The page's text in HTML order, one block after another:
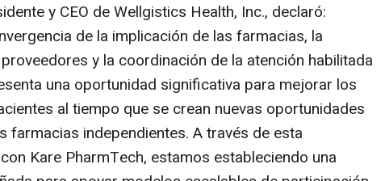
y CEO de Wellgistics Health, Inc., declaró:
de la implicación de las farmacias, la
y la coordinación de la atención habilitada
una oportunidad significativa para mejorar los
al tiempo que se crean nuevas oportunidades
farmacias independientes. A través de esta
Kare PharmTech, estamos estableciendo una